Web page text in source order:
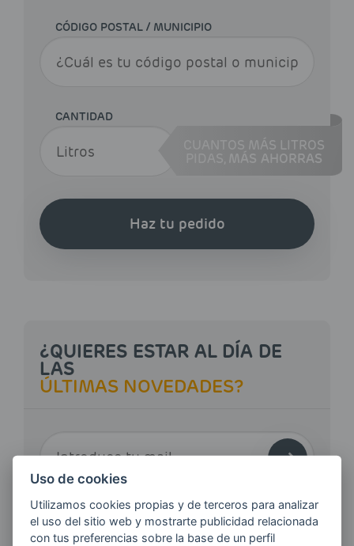
CÓDIGO POSTAL / MUNICIPIO
CANTIDAD
CUANTOS MÁS LITROS
MÁS AHORRAS
Haz tu pedido
¿QUIERES ESTAR AL DÍA DE
LAS
ÚLTIMAS NOVEDADES?
Quiero recibir las últimas novedades de AVIA
ENERGIAS por cualquier medio, incluido
Uso de cookies
Utilizamos cookies propias y de terceros para analizar
el uso del sitio web y mostrarte publicidad relacionada
con tus preferencias sobre la base de un perfil